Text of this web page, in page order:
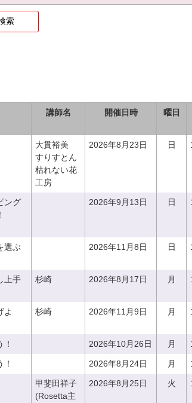
講師名 開催日時 曜日
大貫裕美
すりすとん
枯れない花
工房
2026年8月23日 日
ング
2026年9月13日 日
選ぶ
2026年11月8日 日
上手
杉崎 2026年8月17日 月
よ
杉崎 2026年11月9日 月
2026年10月26日 月
2026年8月24日 月
甲斐田祥子
(Rosetta主
2026年8月25日 火